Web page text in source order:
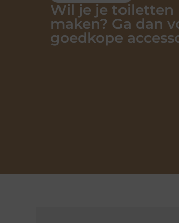
Wil je je toiletten
maken? Ga dan
goedkope